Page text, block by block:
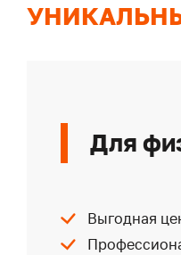
Для
Выгодная